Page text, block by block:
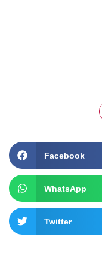
Facebook
WhatsApp
Twitter